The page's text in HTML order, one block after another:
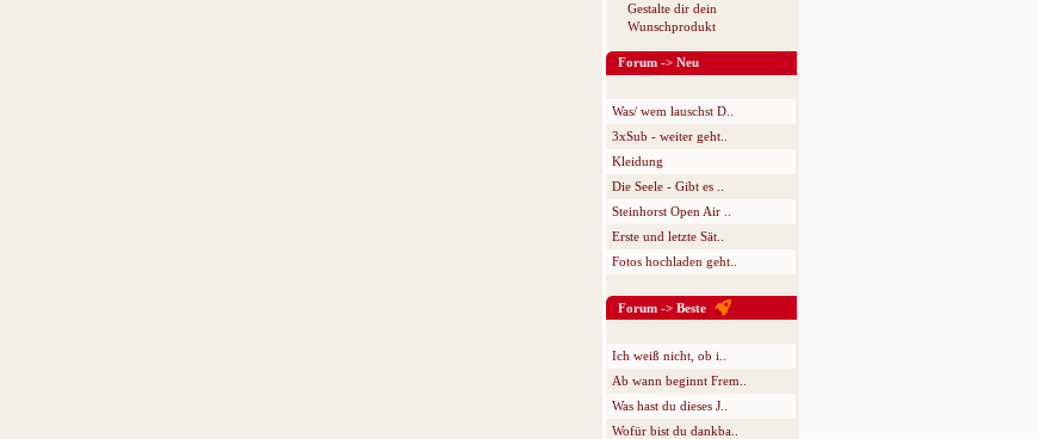
Gestalte dir dein
Wunschprodukt
Forum -> Neu
Was/ wem lauschst D..
3xSub - weiter geht..
Kleidung
Die Seele - Gibt es ..
Steinhorst Open Air ..
Erste und letzte Sät..
Fotos hochladen geht..
Forum -> Beste
Ich weiß nicht, ob i..
Ab wann beginnt Frem..
Was hast du dieses J..
Wofür bist du dankba..